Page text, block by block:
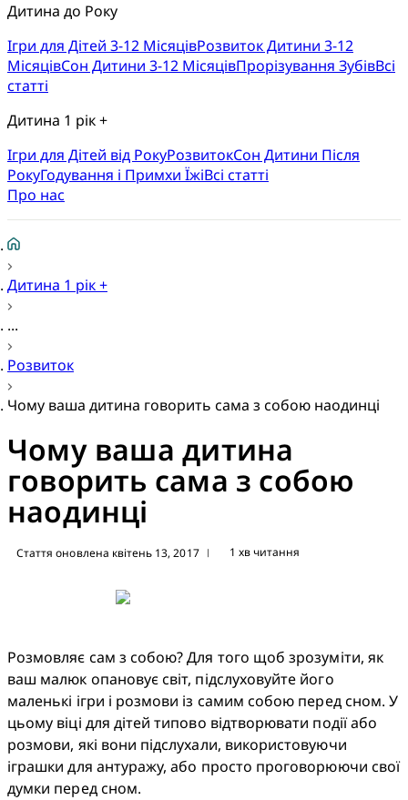
Дитина до Року
Ігри для Дітей 3-12 МісяцівРозвиток Дитини 3-12
МісяцівСон Дитини 3-12 МісяцівПрорізування ЗубівВсі
статті
Дитина 1 рік +
Ігри для Дітей від РокуРозвитокCон Дитини Після
РокуГодування і Примхи ЇжіВсі статті
Про нас
Дитина 1 рік +
...
Розвиток
Чому ваша дитина говорить сама з собою наодинці
Чому ваша дитина
говорить сама з собою
наодинці
Стаття оновлена квітень 13, 2017 | 1 хв читання
Розмовляє сам з собою? Для того щоб зрозуміти, як
ваш малюк опановує світ, підслуховуйте його
маленькі ігри і розмови із самим собою перед сном. У
цьому віці для дітей типово відтворювати події або
розмови, які вони підслухали, використовуючи
іграшки для антуражу, або просто проговорюючи свої
думки перед сном.